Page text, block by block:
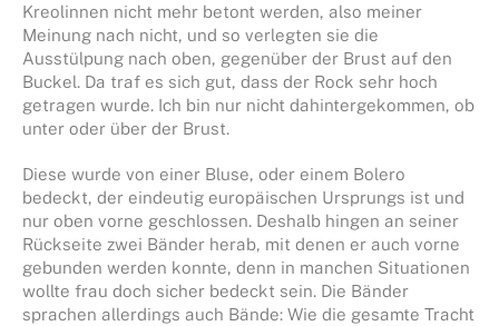
Kreolinnen nicht mehr betont werden, also meiner
Meinung nach nicht, und so verlegten sie die
Ausstülpung nach oben, gegenüber der Brust auf den
Buckel. Da traf es sich gut, dass der Rock sehr hoch
getragen wurde. Ich bin nur nicht dahintergekommen, ob
unter oder über der Brust.
Diese wurde von einer Bluse, oder einem Bolero
bedeckt, der eindeutig europäischen Ursprungs ist und
nur oben vorne geschlossen. Deshalb hingen an seiner
Rückseite zwei Bänder herab, mit denen er auch vorne
gebunden werden konnte, denn in manchen Situationen
wollte frau doch sicher bedeckt sein. Die Bänder
sprachen allerdings auch Bände: Wie die gesamte Tracht